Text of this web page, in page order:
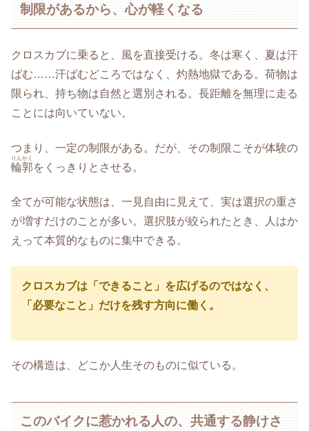
制限があるから、心が軽くなる
クロスカブに乗ると、風を直接受ける。冬は寒く、夏は汗
ばむ……汗ばむどころではなく、灼熱地獄である。荷物は
限られ、持ち物は自然と選別される。長距離を無理に走る
ことには向いていない。
つまり、一定の制限がある。だが、その制限こそが体験の
輪郭
りんかく
をくっきりとさせる。
全てが可能な状態は、一見自由に見えて、実は選択の重さ
が増すだけのことが多い。選択肢が絞られたとき、人はか
えって本質的なものに集中できる。
クロスカブは「できること」を広げるのではなく、
「必要なこと」だけを残す方向に働く。
その構造は、どこか人生そのものに似ている。
このバイクに惹かれる人の、共通する静けさ